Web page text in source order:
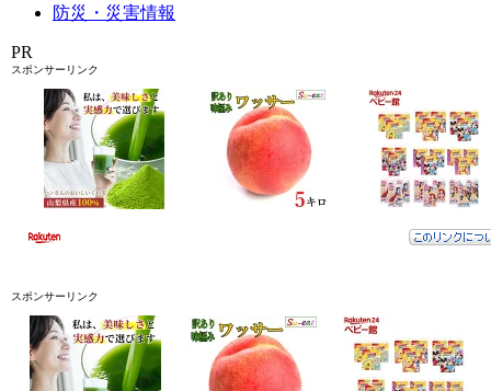
防災・災害情報
PR
スポンサーリンク
スポンサーリンク